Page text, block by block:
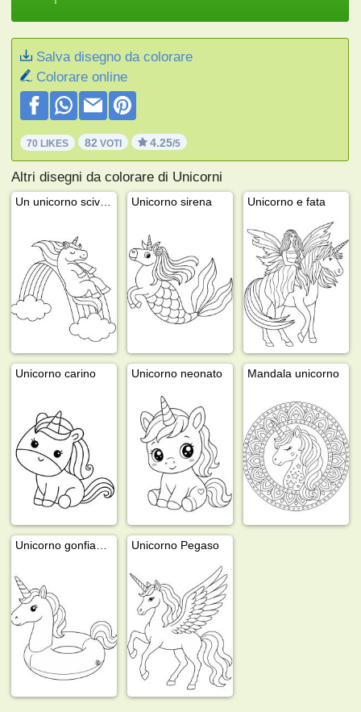
Salva disegno da colorare
Colorare online
70 LIKES 82 VOTI 4.25/5
Altri disegni da colorare di Unicorni
Unicorno sirena Unicorno e fata
Unicorno carino Unicorno neonato Mandala unicorno
Unicorno Pegaso